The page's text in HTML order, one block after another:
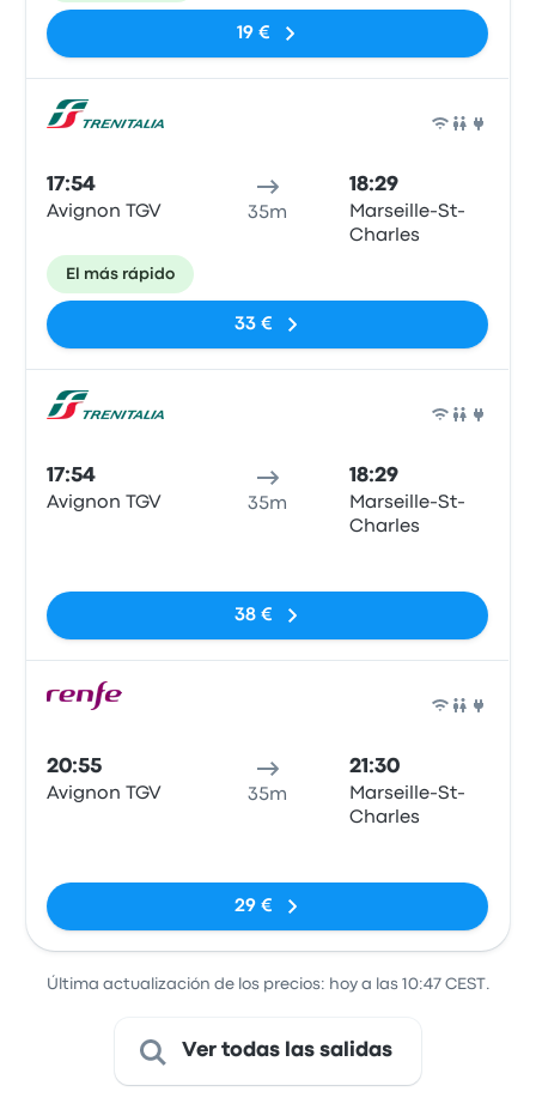
19 €
17:54
Avignon TGV 35m
18:29
Marseille-St-
Charles
El más rápido
33 €
17:54
Avignon TGV 35m
18:29
Marseille-St-
Charles
38 €
20:55
Avignon TGV 35m
21:30
Marseille-St-
Charles
29 €
Última actualización de los precios: hoy a las 10:47 CEST.
Ver todas las salidas